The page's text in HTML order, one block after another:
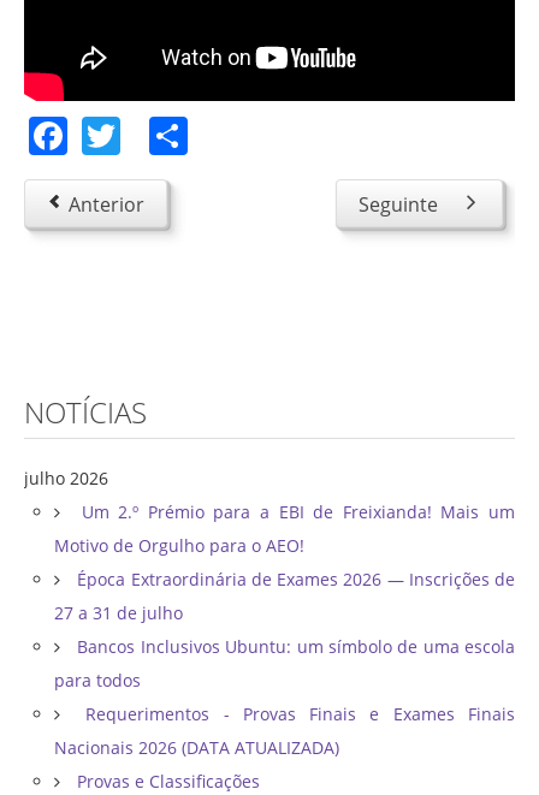
Facebook
Twitter
Anterior Seguinte
NOTÍCIAS
julho 2026
Um 2.º Prémio para a EBI de Freixianda! Mais um
Motivo de Orgulho para o AEO!
Época Extraordinária de Exames 2026 — Inscrições de
27 a 31 de julho
Bancos Inclusivos Ubuntu: um símbolo de uma escola
para todos
Requerimentos - Provas Finais e Exames Finais
Nacionais 2026 (DATA ATUALIZADA)
Provas e Classificações